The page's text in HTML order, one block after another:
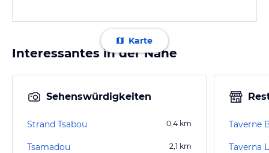
Karte
Interessantes in der Nähe
Sehenswürdigkeiten
Strand Tsabou 0,4 km
Tsamadou 2,1 km
Taverne
Taverna